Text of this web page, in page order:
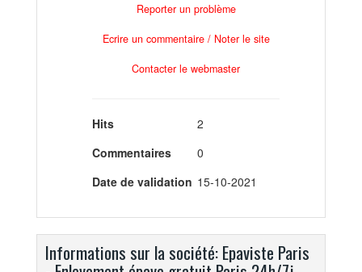
Reporter un problème
Ecrire un commentaire / Noter le site
Contacter le webmaster
Hits
2
Commentaires
0
Date de validation 15-10-2021
Informations sur la société: Epaviste Paris